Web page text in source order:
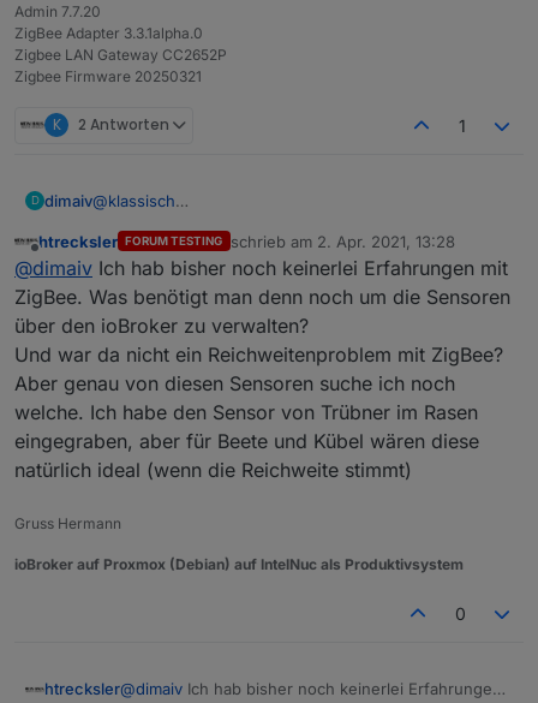
Los lassen und sofort Batterie raus.
Pairing auf dem Coordinator starten und erst
danach die Batterie einlegen.
Admin 7.7.20
ZigBee Adapter 3.3.1alpha.0
Zigbee LAN Gateway CC2652P
Zigbee Firmware 20250321
K 2 Antworten 1
D dimaiv@klassisch
springt die Anzeige von 0% auf 6%, und mit 3 Tropfen
auf 15-20%. Aber es ist ein batteriebetriebene Sensor,
ohne die Firmware anzupassen, wird es nur 2 mal pro
Stunde gemessen und übertragen.
Offline
htrecksler FORUM TESTING schrieb am 2. Apr. 2021, 13:28
zuletzt editiert von
@dimaiv Ich hab bisher noch keinerlei Erfahrungen mit
ZigBee. Was benötigt man denn noch um die Sensoren
über den ioBroker zu verwalten?
Und war da nicht ein Reichweitenproblem mit ZigBee?
Aber genau von diesen Sensoren suche ich noch
welche. Ich habe den Sensor von Trübner im Rasen
eingegraben, aber für Beete und Kübel wären diese
natürlich ideal (wenn die Reichweite stimmt)
Gruss Hermann
ioBroker auf Proxmox (Debian) auf IntelNuc als Produktivsystem
0
htrecksler@dimaiv Ich hab bisher noch keinerlei Erfahrungen